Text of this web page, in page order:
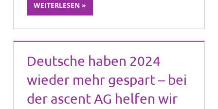
WEITERLESEN
Deutsche haben 2024
wieder mehr gespart – bei
der ascent AG helfen wir